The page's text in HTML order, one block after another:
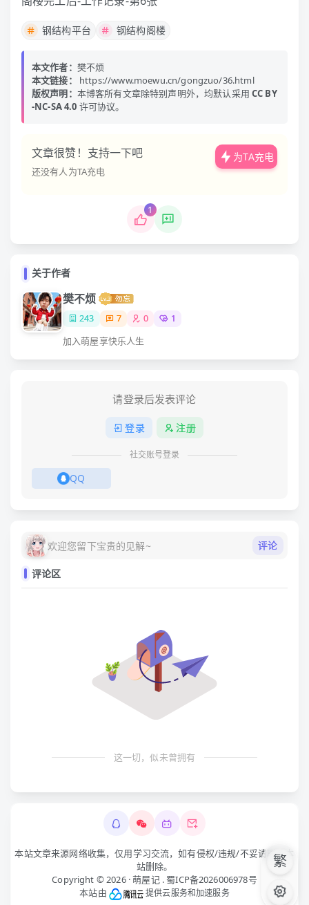
钢结构平台 钢结构阁楼
本文作者： 樊不烦
本文链接：
https://www.moewu.cn/gongzuo/36.html
版权声明： 本博客所有文章除特别声明外，均默认采用 CC BY
-NC-SA 4.0 许可协议。
文章很赞！支持一下吧
还没有人为TA充电
为TA充电
1
关于作者
樊不烦
243 7 0 1
加入萌屋享快乐人生
请登录后发表评论
登录 注册
社交账号登录
QQ
欢迎您留下宝贵的见解~ 评论
评论区
这一切，似未曾拥有
本站文章来源网络收集，仅用学习交流，如有侵权/违规/不妥请联系本
站删除。
Copyright © 2026 ·萌屋记. 蜀ICP备2026006978号
本站由
提供云服务和加速服务
繁